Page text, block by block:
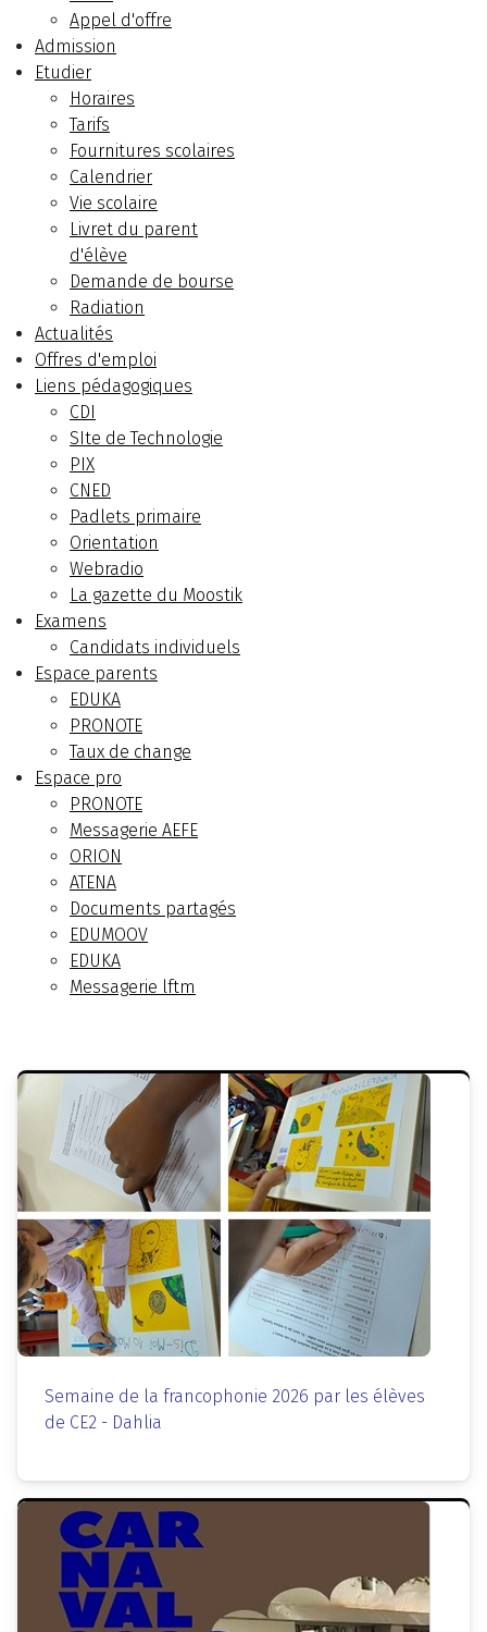
Appel d'offre
Admission
Etudier
Horaires
Tarifs
Fournitures scolaires
Calendrier
Vie scolaire
Livret du parent
d'élève
Demande de bourse
Radiation
Actualités
Offres d'emploi
Liens pédagogiques
CDI
SIte de Technologie
PIX
CNED
Padlets primaire
Orientation
Webradio
La gazette du Moostik
Examens
Candidats individuels
Espace parents
EDUKA
PRONOTE
Taux de change
Espace pro
PRONOTE
Messagerie AEFE
ORION
ATENA
Documents partagés
EDUMOOV
EDUKA
Messagerie lftm
Semaine de la francophonie 2026 par les élèves
de CE2 - Dahlia